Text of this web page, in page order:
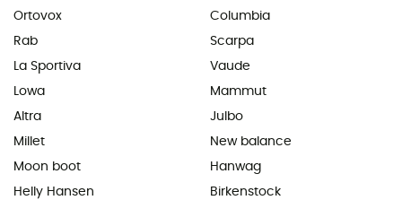
Ortovox
Rab
La Sportiva
Lowa
Altra
Millet
Moon boot
Helly Hansen
Columbia
Scarpa
Vaude
Mammut
Julbo
New balance
Hanwag
Birkenstock